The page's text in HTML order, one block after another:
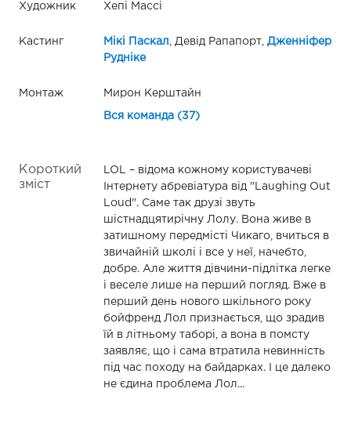
Художник Хепі Массі
Кастинг Мікі Паскал , Девід Рапапорт, Дженніфер
Рудніке
Монтаж Мирон Керштайн
Вся команда (37)
Короткий
зміст
LOL – відома кожному користувачеві
Інтернету абревіатура від "Laughing Out
Loud". Саме так друзі звуть
шістнадцятирічну Лолу. Вона живе в
затишному передмісті Чикаго, вчиться в
звичайній школі і все у неї, начебто,
добре. Але життя дівчини-підлітка легке
і веселе лише на перший погляд. Вже в
перший день нового шкільного року
бойфренд Лол признається, що зрадив
їй в літньому таборі, а вона в помсту
заявляє, що і сама втратила невинність
під час походу на байдарках. І це далеко
не єдина проблема Лол...